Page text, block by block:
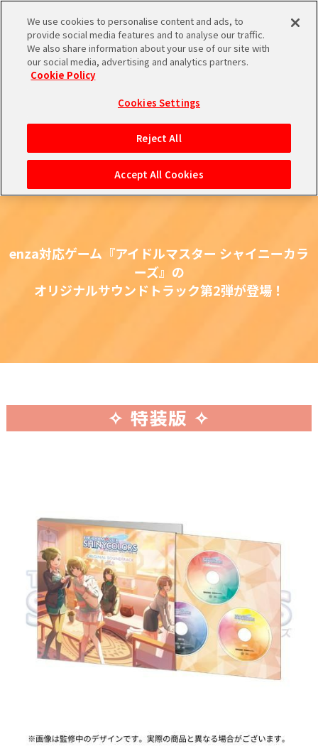
enza対応ゲーム『アイドルマスター シャイニーカラ
ーズ』の
オリジナルサウンドトラック第2弾が登場！
✧ 特装版 ✧
We use cookies to personalise content and ads, to
provide social media features and to analyse our traffic.
We also share information about your use of our site with
our social media, advertising and analytics partners.
Cookie Policy
Cookies Settings
Reject All
Accept All Cookies